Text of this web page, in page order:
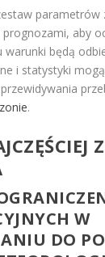
aby
warunki będą
i statystyki
.
W
DO